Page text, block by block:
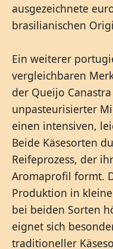
ausgezeichnete
brasilianischen
Ein weiterer
vergleichbaren
der Queijo
unpasteurisierter
einen intensiven,
Beide Käsesorten
Reifeprozess, der
Aromaprofil formt.
Produktion in
bei beiden Sorten
eignet sich
traditioneller